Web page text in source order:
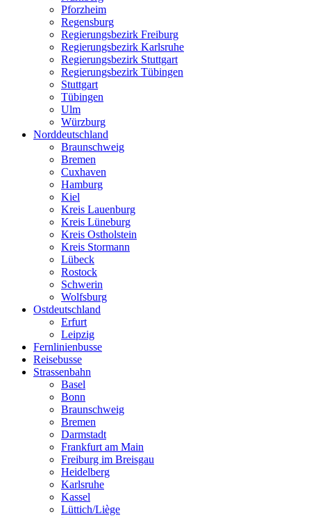
Pforzheim
Regensburg
Regierungsbezirk Freiburg
Regierungsbezirk Karlsruhe
Regierungsbezirk Stuttgart
Regierungsbezirk Tübingen
Stuttgart
Tübingen
Ulm
Würzburg
Norddeutschland
Braunschweig
Bremen
Cuxhaven
Hamburg
Kiel
Kreis Lauenburg
Kreis Lüneburg
Kreis Ostholstein
Kreis Stormann
Lübeck
Rostock
Schwerin
Wolfsburg
Ostdeutschland
Erfurt
Leipzig
Fernlinienbusse
Reisebusse
Strassenbahn
Basel
Bonn
Braunschweig
Bremen
Darmstadt
Frankfurt am Main
Freiburg im Breisgau
Heidelberg
Karlsruhe
Kassel
Lüttich/Liège